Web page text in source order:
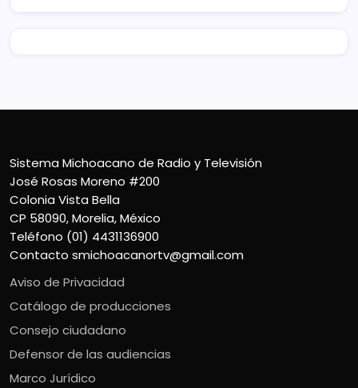
Sistema Michoacano de Radio y Televisión
José Rosas Moreno #200
Colonia Vista Bella
CP 58090, Morelia, México
Teléfono (01) 4431136900
Contacto smichoacanortv@gmail.com
Aviso de Privacidad
Catálogo de producciones
Consejo ciudadano
Defensor de las audiencias
Marco Jurídico